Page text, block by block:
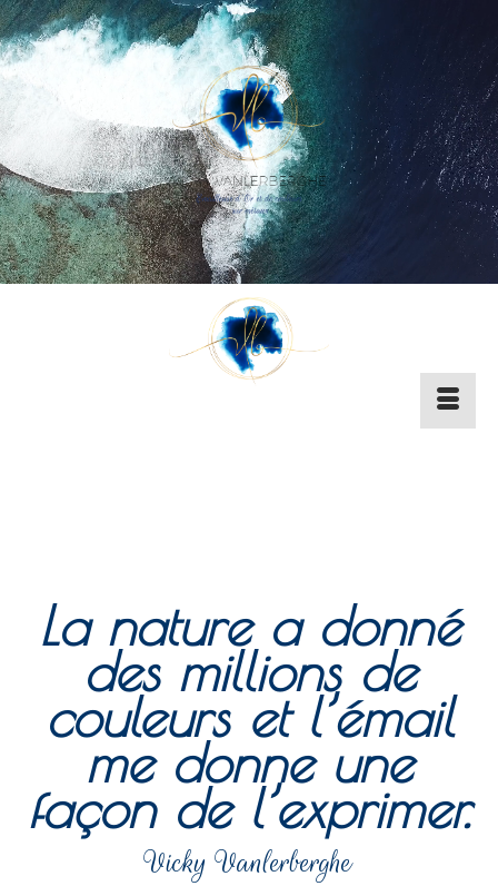
La nature a donné
des millions de
couleurs et l’émail
me donne une
façon de l’exprimer.
Vicky Vanlerberghe